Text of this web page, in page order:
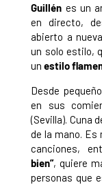
Guillén es un
en directo,
abierto a
un solo estilo,
unestilo
Desde
en sus
(Sevilla). Cuna
de la mano. Es
canciones,
bien”, quiere
personas que